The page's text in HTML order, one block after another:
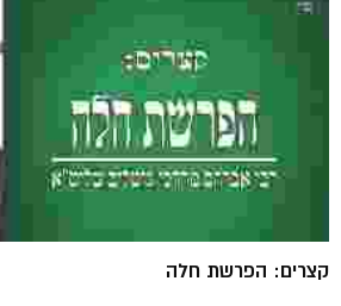
קצרים: הפרשת חלה